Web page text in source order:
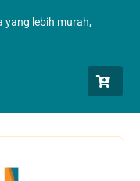
yang lebih murah,